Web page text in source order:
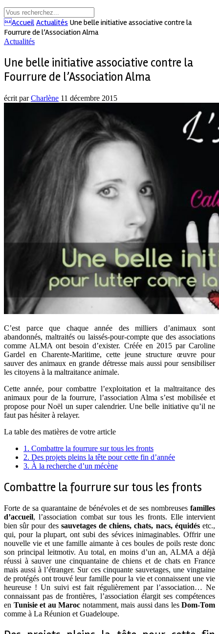
Accueil Actualités Une belle initiative associative contre la
Fourrure de l’Association Alma
Actualités
Une belle initiative associative contre la
Fourrure de l’Association Alma
écrit parCharlène 11 décembre 2015
C’est parce que chaque année des milliers d’animaux sont
abandonnés, maltraités ou laissés-pour-compte que des associations
comme ALMA ont besoin d’exister. Créée en 2015 par Caroline
Gardel en Charente-Maritime, cette jeune structure œuvre pour
sauver des animaux en grande détresse mais aussi pour sensibiliser
les citoyens à la maltraitance animale.
Cette année, pour combattre l’exploitation et la maltraitance des
animaux pour de la fourrure, l’association Alma s’est mobilisée et
propose pour Noël un super calendrier. Une belle initiative qu’il ne
faut pas hésiter à relayer.
La table des matières de votre article
1. Combattre la fourrure sur tous les fronts
2. Des projets pleins la tête pour cette fin d’année
3. À la recherche d’un mécène
Combattre la fourrure sur tous les fronts
Forte de sa quarantaine de bénévoles et de ses nombreuses familles
d’accueil, l’association combat sur tous les fronts. Elle intervient
bien sûr pour des sauvetages de chiens, chats, nacs, équidésetc.,
qui, pour la plupart, ont subi des sévices inimaginables. Offrir une
nouvelle vie et une famille aimante à ces boules de poils reste donc
son principal leitmotiv. Au total, en moins d’un an, ALMA a déjà
réussi à sauver une cinquantaine de chiens et de chats en France
mais aussi à l’étranger. Sur ces cinquante sauvetages, une vingtaine
de protégés ont trouvé leur famille pour la vie et connaissent une vie
heureuse ! Un suivi est fait régulièrement par l’association… Ne
connaissant pas de frontières, l’association élargit ses compétences
en Tunisie et au Maroc notamment, mais aussi dans les Dom-Tom
comme à La Réunion et Guadeloupe.